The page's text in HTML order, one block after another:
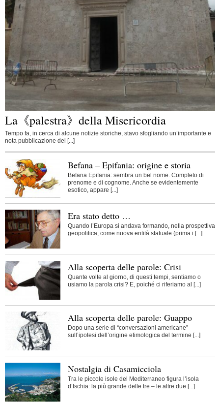
La《palestra》della Misericordia
Tempo fa, in cerca di alcune notizie storiche, stavo sfogliando un’importante e
nota pubblicazione del [...]
Befana – Epifania: origine e storia
Befana Epifania: sembra un bel nome. Completo di
prenome e di cognome. Anche se evidentemente
esotico, appare [...]
Era stato detto …
Quando l’Europa si andava formando, nella prospettiva
geopolitica, come nuova entità statuale (prima i [...]
Alla scoperta delle parole: Crisi
Quante volte al giorno, di questi tempi, sentiamo o
usiamo la parola crisi? E, poiché ci riferiamo al [...]
Alla scoperta delle parole: Guappo
Dopo una serie di “conversazioni americane”
sull’ipotesi dell’origine etimologica del termine [...]
Nostalgia di Casamicciola
Tra le piccole isole del Mediterraneo figura l’isola
d’Ischia: la più grande delle tre – le altre due [...]